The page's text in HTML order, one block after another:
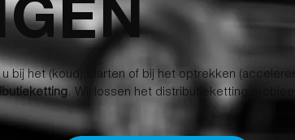
bij het (koud) starten of bij het optrekken
. Wij lossen het distributieketting